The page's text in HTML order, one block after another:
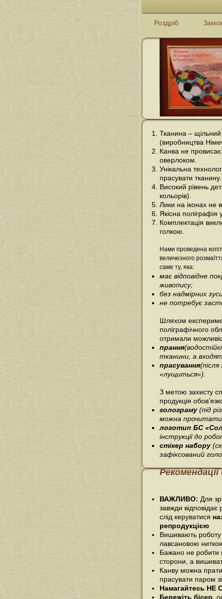
Роздріб
Тканина –
(виробництва
Канва не провисає
оверлоком.
Унікальна
прасувати тканину.
Високий рівень
кольорів).
Лики на іконах не
Якісна
Комплектація
голкою.
Нами проведена
величезного
саме ту, яка:
має відповідне
живопису;
без надмірних
не потребує
Шляхом
поліграфічного
отримали
прання
тканини, а
прасування
«лущиться»).
З метою захисту
продукція
голограму(під
можна
логотип БС
інструкції до
стікер набору
зафіксований
ВАЖЛИВО: Для
завжди
слід керуватися
репродукцією
Вишивають
лавсановою
Бажано не робити
сторони, а
Канву можна
прасувати паром
Намагайтесь НЕ
Бережіть бісер,